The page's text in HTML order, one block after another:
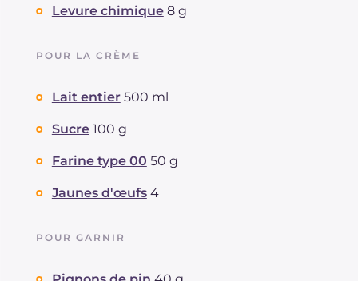
Levure chimique 8 g
POUR LA CRÈME
Lait entier 500 ml
Sucre 100 g
Farine type 00 50 g
Jaunes d'œufs 4
POUR GARNIR